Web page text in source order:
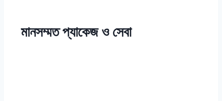
মানসম্মত প্যাকেজ ও সেবা